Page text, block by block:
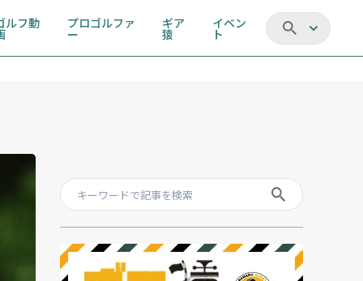
ルフ動 プロゴルファ
ー
ギア
猿
イベン
ト